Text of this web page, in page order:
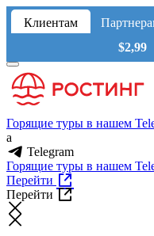
Клиентам
$2,99
Горящие туры в нашем
a
Telegram
Горящие туры в нашем
Перейти
Перейти